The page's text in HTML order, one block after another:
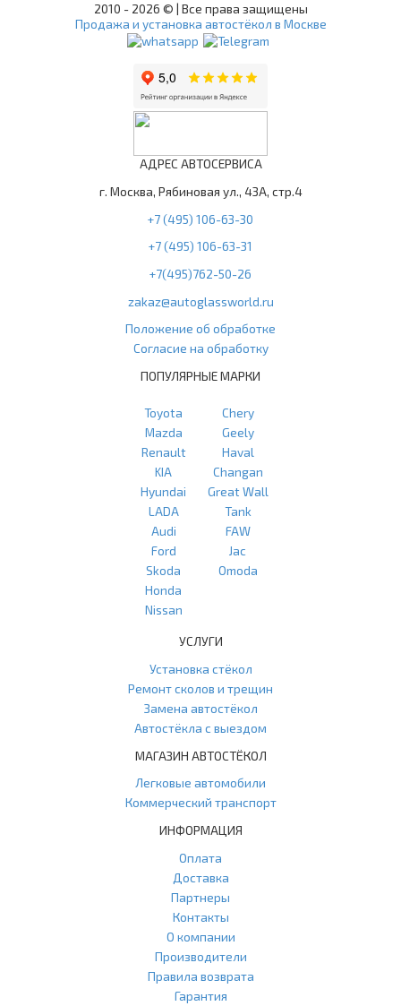
2010 - 2026 © | Все права защищены
Продажа и установка автостёкол в Москве
АДРЕС АВТОСЕРВИСА
г. Москва, Рябиновая ул., 43А, стр.4
+7 (495) 106-63-30
+7 (495) 106-63-31
+7(495)762-50-26
zakaz@autoglassworld.ru
Положение об обработке
Согласие на обработку
ПОПУЛЯРНЫЕ МАРКИ
Toyota
Mazda
Renault
KIA
Hyundai
LADA
Audi
Ford
Skoda
Honda
Nissan
Chery
Geely
Haval
Changan
Great Wall
Tank
FAW
Jac
Omoda
УСЛУГИ
Установка стёкол
Ремонт сколов и трещин
Замена автостёкол
Автостёкла с выездом
МАГАЗИН АВТОСТЁКОЛ
Легковые автомобили
Коммерческий транспорт
ИНФОРМАЦИЯ
Оплата
Доставка
Партнеры
Контакты
О компании
Производители
Правила возврата
Гарантия